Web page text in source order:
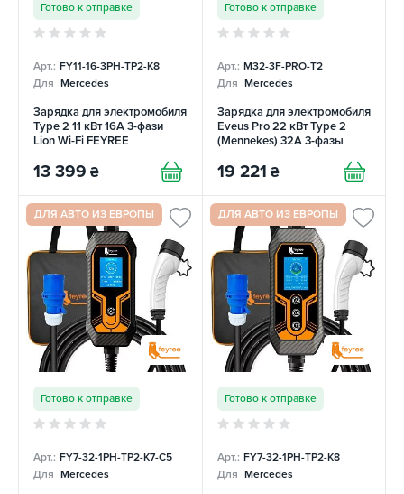
Готово к отправке
Арт.: FY11-16-3PH-TP2-K8
Для Mercedes
Зарядка для электромобиля
Type 2 11 кВт 16A 3-фази
Lion Wi-Fi FEYREE
13 399 ₴
Готово к отправке
Арт.: M32-3F-PRO-T2
Для Mercedes
Зарядка для электромобиля
Eveus Pro 22 кВт Type 2
(Mennekes) 32А 3-фазы
19 221 ₴
ДЛЯ АВТО ИЗ ЕВРОПЫ
Готово к отправке
Арт.: FY7-32-1PH-TP2-K7-C5
Для Mercedes
ДЛЯ АВТО ИЗ ЕВРОПЫ
Готово к отправке
Арт.: FY7-32-1PH-TP2-K8
Для Mercedes